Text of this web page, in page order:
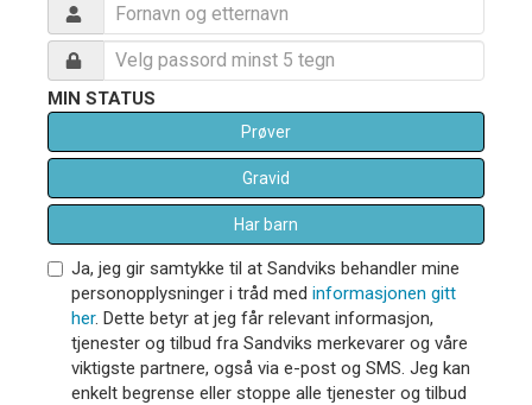
MIN STATUS
Prøver
Gravid
Har barn
Ja, jeg gir samtykke til at Sandviks behandler mine
personopplysninger i tråd med informasjonen gitt
her. Dette betyr at jeg får relevant informasjon,
tjenester og tilbud fra Sandviks merkevarer og våre
viktigste partnere, også via e-post og SMS. Jeg kan
enkelt begrense eller stoppe alle tjenester og tilbud